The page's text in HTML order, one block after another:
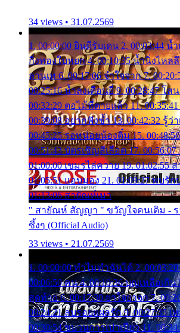
34 views • 31.07.2569
1. 00:00:00 ยินดีรับเดน 2. 00:03:44 น้
กิ่งทองใบหยก 4. 00:10:35 น้ำนิ่งไหล
ลานเท 6. 00:17:06 จำใจจาก 7.
00:25:16 น้ำลงเดือนยี่ 9. 00:28:47 โส
00:32:29 ตอไม้ที่ตายแล้ว 11.
00:39:08 อยากฟังซ้ำ 13. 00:42:32 รู้ว่
00:45:25 รอหน่อยน้องติ๋ม 15.
00:51:43 บัตรเชิญสีเลือด 17.
01:00:00 เขมรไล่ควาย 19. 01:02:55
01:05:51 แอบมอง 21. 01:09:27 พบรั
01:13:06 สายัณห์เมา
" สายัณห์ สัญญา " ขวัญใจคนเดิม - ร
ซึ้งๆ (Official Audio)
33 views • 21.07.2569
1. 00:00:00 ทำไมทำฉันได้ 2.
00:06:50 คน 4. 00:10:36 บุญเหลือเกิน
สุดท้าย 6. 00:17:30 ยาใจยาจก 7.
00:24:21 ลบรอยแผลรัก 9. 00:27:35
00:30:54 ขบวนการเปาเปียว 11.